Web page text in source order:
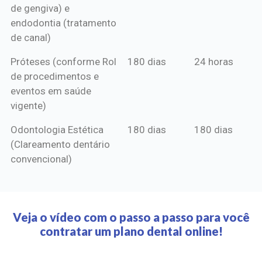
de gengiva) e
endodontia (tratamento
de canal)
Próteses (conforme Rol
de procedimentos e
eventos em saúde
vigente)
180 dias 24 horas
Odontologia Estética
(Clareamento dentário
convencional)
180 dias 180 dias
Veja o vídeo com o passo a passo para você
contratar um plano dental online!